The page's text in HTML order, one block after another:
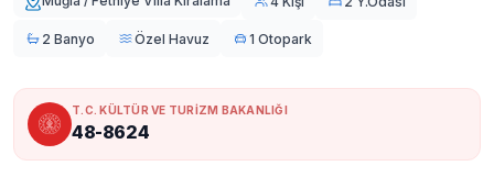
2 Banyo Özel Havuz 1 Otopark
T.C. KÜLTÜR VE TURİZM BAKANLIĞI
48-8624